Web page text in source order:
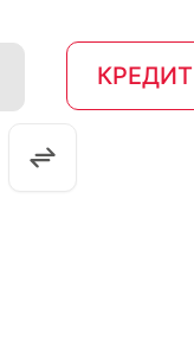
КРЕДИТ